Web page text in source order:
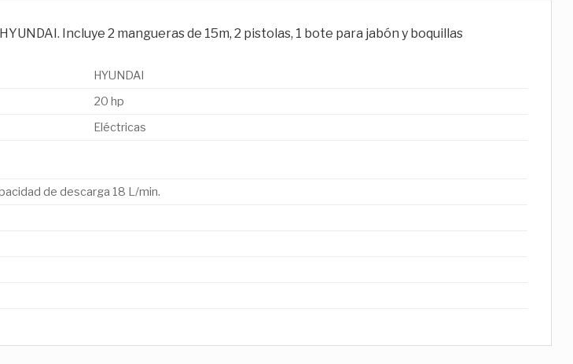
Incluye 2 mangueras de 15m, 2 pistolas, 1 bote para jabón y boquillas
HYUNDAI
20 hp
Eléctricas
de descarga 18 L/min.